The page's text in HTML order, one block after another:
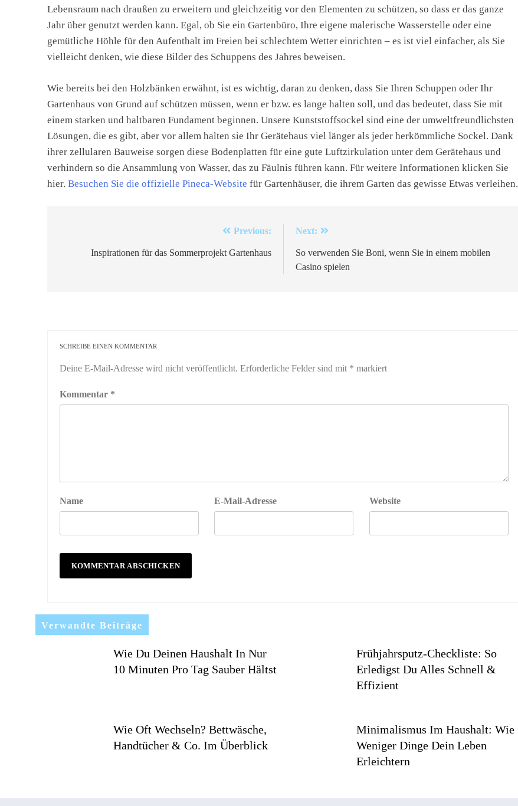
Lebensraum nach draußen zu erweitern und gleichzeitig vor den Elementen zu schützen, so dass er das ganze
Jahr über genutzt werden kann. Egal, ob Sie ein Gartenbüro, Ihre eigene malerische Wasserstelle oder eine
gemütliche Höhle für den Aufenthalt im Freien bei schlechtem Wetter einrichten – es ist viel einfacher, als Sie
vielleicht denken, wie diese Bilder des Schuppens des Jahres beweisen.
Wie bereits bei den Holzbänken erwähnt, ist es wichtig, daran zu denken, dass Sie Ihren Schuppen oder Ihr
Gartenhaus von Grund auf schützen müssen, wenn er bzw. es lange halten soll, und das bedeutet, dass Sie mit
einem starken und haltbaren Fundament beginnen. Unsere Kunststoffsockel sind eine der umweltfreundlichsten
Lösungen, die es gibt, aber vor allem halten sie Ihr Gerätehaus viel länger als jeder herkömmliche Sockel. Dank
ihrer zellularen Bauweise sorgen diese Bodenplatten für eine gute Luftzirkulation unter dem Gerätehaus und
verhindern so die Ansammlung von Wasser, das zu Fäulnis führen kann. Für weitere Informationen klicken Sie
hier. Besuchen Sie die offizielle Pineca-Website für Gartenhäuser, die ihrem Garten das gewisse Etwas verleihen.
Previous:
Inspirationen für das Sommerprojekt Gartenhaus
Next:
So verwenden Sie Boni, wenn Sie in einem mobilen
Casino spielen
SCHREIBE EINEN KOMMENTAR
Deine E-Mail-Adresse wird nicht veröffentlicht. Erforderliche Felder sind mit * markiert
Kommentar *
Name E-Mail-Adresse Website
Verwandte Beiträge
Wie Du Deinen Haushalt In Nur
10 Minuten Pro Tag Sauber Hältst
Frühjahrsputz-Checkliste: So
Erledigst Du Alles Schnell &
Effizient
Wie Oft Wechseln? Bettwäsche,
Handtücher & Co. Im Überblick
Minimalismus Im Haushalt: Wie
Weniger Dinge Dein Leben
Erleichtern